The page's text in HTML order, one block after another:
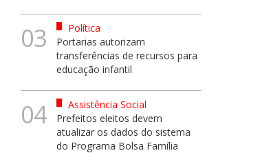
03
Política
Portarias autorizam
transferências de recursos para
educação infantil
04
Assistência Social
Prefeitos eleitos devem
atualizar os dados do sistema
do Programa Bolsa Família